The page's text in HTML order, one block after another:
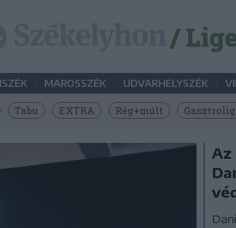
/
• MAROSSZÉK • UDVARHELYSZÉK •
Tabu EXTRA Rég+múlt
Az